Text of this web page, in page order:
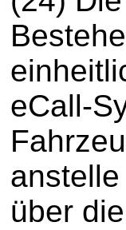
eCall-
über